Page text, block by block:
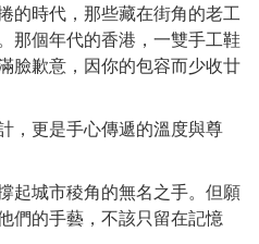
的時代，那些藏在街角的老工
那個年代的香港，一雙手工鞋
臉歉意，因你的包容而少收廿
，更是手心傳遞的溫度與尊
起城市稜角的無名之手。但願
們的手藝，不該只留在記憶